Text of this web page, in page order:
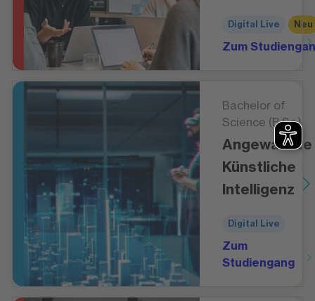
Digital Live Neu
Zum
Bachelor of
Science (B.Sc.)
Angewandte
Künstliche
Intelligenz
Digital Live
Zum
Studiengang